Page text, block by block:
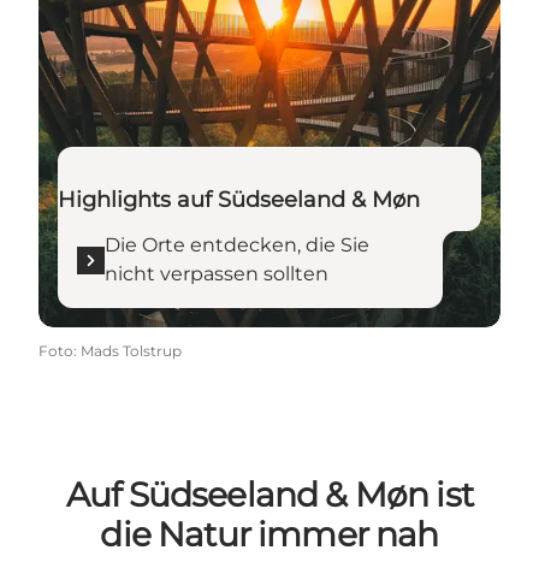
Highlights auf Südseeland & Møn
Die Orte entdecken, die Sie
nicht verpassen sollten
Foto: Mads Tolstrup
Auf Südseeland & Møn ist
die Natur immer nah